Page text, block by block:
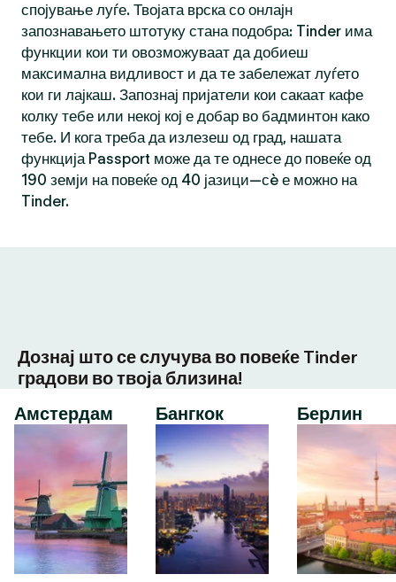
спојување луѓе. Твојата врска со онлајн
запознавањето штотуку стана подобра: Tinder има
функции кои ти овозможуваат да добиеш
максимална видливост и да те забележат луѓето
кои ги лајкаш. Запознај пријатели кои сакаат кафе
колку тебе или некој кој е добар во бадминтон како
тебе. И кога треба да излезеш од град, нашата
функција Passport може да те однесе до повеќе од
190 земји на повеќе од 40 јазици—сè е можно на
Tinder.
Дознај што се случува во повеќе Tinder
градови во твоја близина!
Амстердам
Бангкок Берлин